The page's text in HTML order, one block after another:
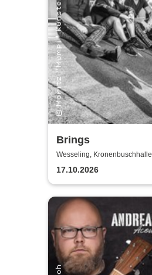
Brings
Wesseling, Kronenbuschhalle
17.10.2026